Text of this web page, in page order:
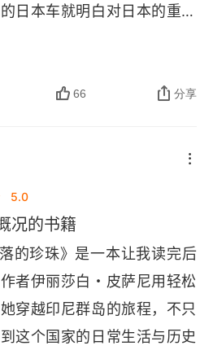
日本车就明白对日本的重要
只是产品渗透，而不会文化
对岸的挑衅有固有的愤怒，
方的地盘上，回顾一下对渔
海的和平有信心，现在菲律
都是美利坚的阳谋，如果南
就能腾飞了。说起这本书，
虚构写法，如此大国，用概
，再如何也会挂一漏万，有
者很聪明的写个案，见什么
生动，整体读下来读者自然
66 分享
5.0
况的书籍
的珍珠》是一本让我读完后
者伊丽莎白・皮萨尼用轻松
穿越印尼群岛的旅程，不只
这个国家的日常生活与历史